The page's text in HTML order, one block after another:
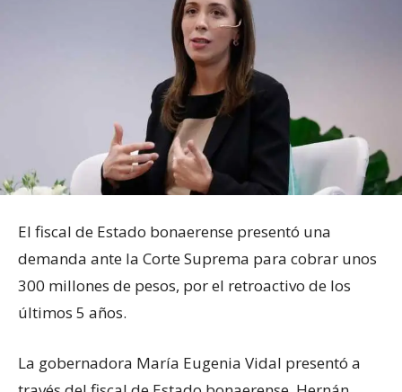
El fiscal de Estado bonaerense presentó una
demanda ante la Corte Suprema para cobrar unos
300 millones de pesos, por el retroactivo de los
últimos 5 años.
La gobernadora María Eugenia Vidal presentó a